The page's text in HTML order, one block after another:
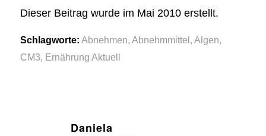
Dieser Beitrag wurde im Mai 2010 erstellt.
Schlagworte: Abnehmen Abnehmmittel Algen
CM3 Ernährung Aktuell
Daniela